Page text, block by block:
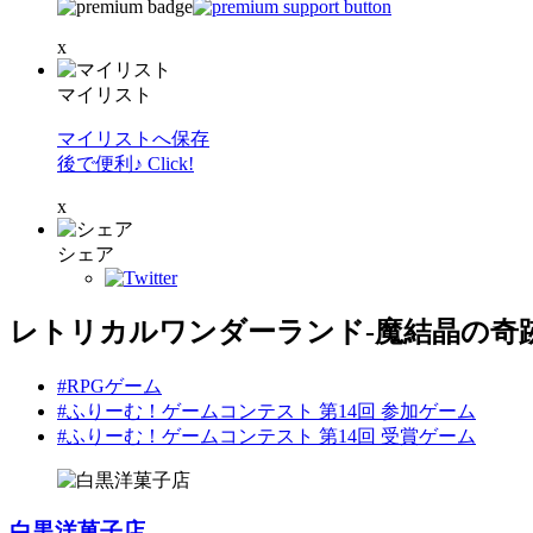
x
マイリスト
マイリストへ保存
後で便利♪ Click!
x
シェア
レトリカルワンダーランド-魔結晶の奇
#RPGゲーム
#ふりーむ！ゲームコンテスト 第14回 参加ゲーム
#ふりーむ！ゲームコンテスト 第14回 受賞ゲーム